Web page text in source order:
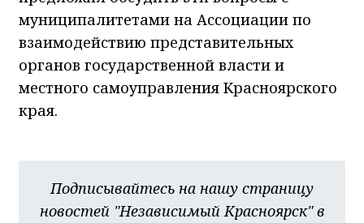
муниципалитетами на Ассоциации по
взаимодействию представительных
органов государственной власти и
местного самоуправления Красноярского
края.
Подписывайтесь на нашу страницу
новостей "Независимый Красноярск" в